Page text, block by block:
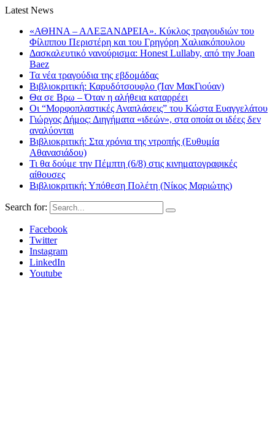
Latest News
«ΑΘΗΝΑ – ΑΛΕΞΑΝΔΡΕΙΑ». Κύκλος τραγουδιών του
Φίλιππου Περιστέρη και του Γρηγόρη Χαλιακόπουλου
Δασκαλευτικό νανούρισμα: Honest Lullaby, από την Joan
Baez
Τα νέα τραγούδια της εβδομάδας
Βιβλιοκριτική: Καρυδότσουφλο (Ίαν ΜακΓιούαν)
Θα σε Βρω – Όταν η αλήθεια καταρρέει
Οι “Μορφοπλαστικές Αναπλάσεις” του Κώστα Ευαγγελάτου
Γιώργος Δήμος: Διηγήματα «ιδεών», στα οποία οι ιδέες δεν
αναλύονται
Βιβλιοκριτική: Στα χρόνια της ντροπής (Ευθυμία
Αθανασιάδου)
Τι θα δούμε την Πέμπτη (6/8) στις κινηματογραφικές
αίθουσες
Βιβλιοκριτική: Υπόθεση Πολέτη (Νίκος Μαριώτης)
Search for:
Facebook
Twitter
Instagram
LinkedIn
Youtube